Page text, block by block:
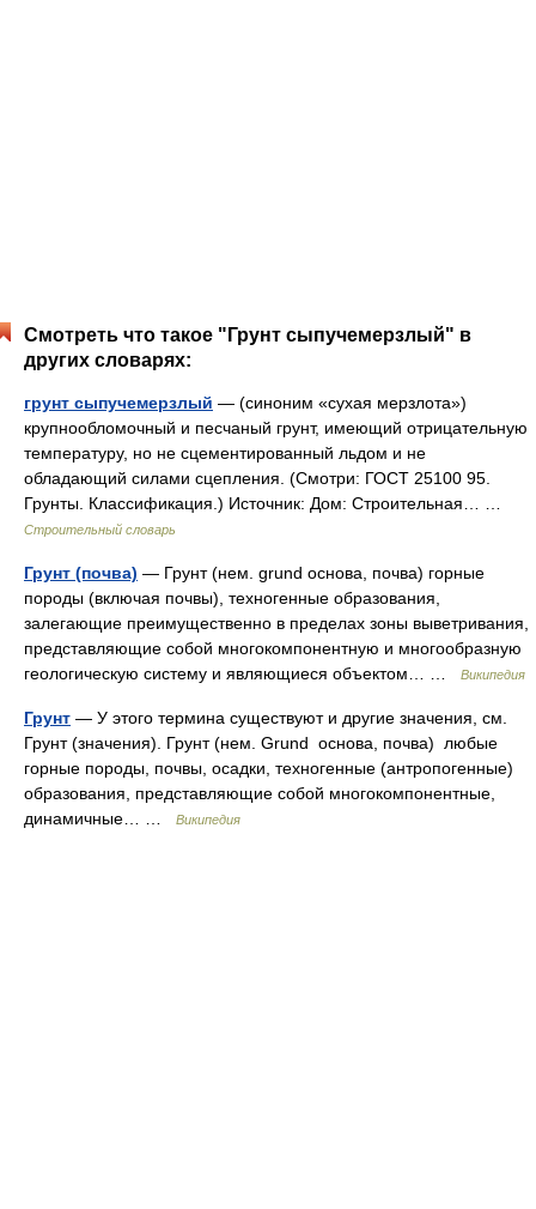
Смотреть что такое "Грунт сыпучемерзлый" в
других словарях:
грунт сыпучемерзлый — (синоним «сухая мерзлота»)
крупнообломочный и песчаный грунт, имеющий отрицательную
температуру, но не сцементированный льдом и не
обладающий силами сцепления. (Смотри: ГОСТ 25100 95.
Грунты. Классификация.) Источник: Дом: Строительная… …
Строительный словарь
Грунт (почва) — Грунт (нем. grund основа, почва) горные
породы (включая почвы), техногенные образования,
залегающие преимущественно в пределах зоны выветривания,
представляющие собой многокомпонентную и многообразную
геологическую систему и являющиеся объектом… …
Википедия
Грунт — У этого термина существуют и другие значения, см.
Грунт (значения). Грунт (нем. Grund основа, почва) любые
горные породы, почвы, осадки, техногенные (антропогенные)
образования, представляющие собой многокомпонентные,
динамичные… …
Википедия